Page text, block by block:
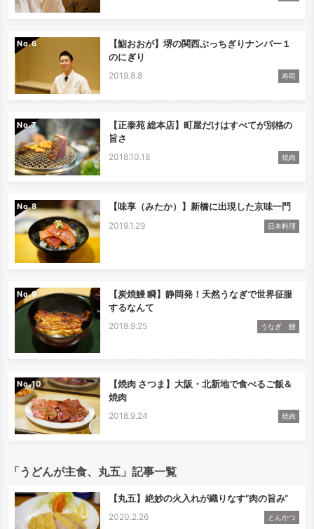
No.
【鮨おおが】堺の関西ぶっちぎりナンバー１
のにぎり
2019.8.8 寿司
No.
【正泰苑 総本店】町屋だけはすべてが別格の
旨さ
2018.10.18 焼肉
No. 【味享（みたか）】新橋に出現した京味一門
2019.1.29 日本料理
No.
【炭焼鰻 瞬】静岡発！天然うなぎで世界征服
するなんて
2018.9.25 うなぎ 鰻
No.
【焼肉 さつま】大阪・北新地で食べるご飯＆
焼肉
2018.9.24 焼肉
「うどんが主食、丸五」記事一覧
【丸五】絶妙の火入れが織りなす”肉の旨み”
2020.2.26 とんかつ